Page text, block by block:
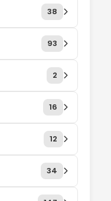
38
93
2
16
12
34